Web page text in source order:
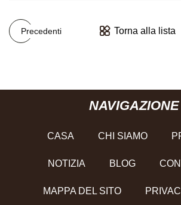
Precedenti Torna alla lista
NAVIGAZIONE
CASA CHI SIAMO
NOTIZIA BLOG
MAPPA DEL SITO